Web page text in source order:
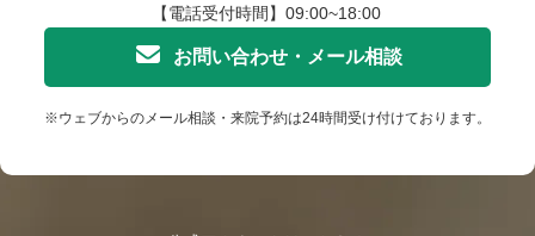
【電話受付時間】09:00~18:00
お問い合わせ・メール相談
※ウェブからのメール相談・来院予約は24時間受け付けております。